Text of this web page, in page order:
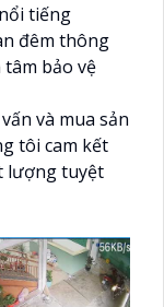
tiếng
đêm thông
bảo vệ
và mua sản
tôi cam kết
lượng tuyệt